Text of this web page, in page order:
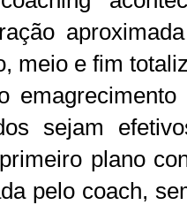
meio e fim
sejam
plano
pelo coach,